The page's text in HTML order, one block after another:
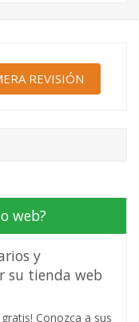
REVISIÓN
web?
y
su tienda web
Conozca a sus